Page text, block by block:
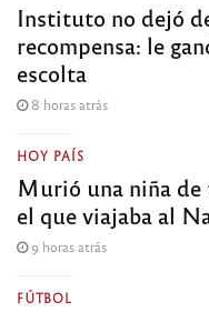
Instituto no dejó
recompensa: le
escolta
8 horas atrás
HOY PAÍS
Murió una niña de
el que viajaba al
9 horas atrás
FÚTBOL